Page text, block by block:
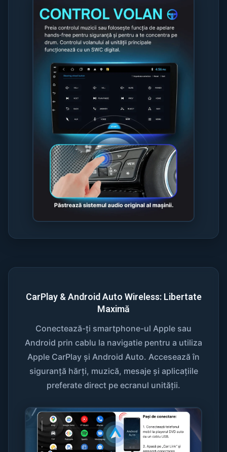
CarPlay & Android Auto Wireless: Libertate
Maximă
Conectează-ți smartphone-ul Apple sau
Android prin cablu la navigatie pentru a utiliza
Apple CarPlay și Android Auto. Accesează în
siguranță hărți, muzică, mesaje și aplicațiile
preferate direct pe ecranul unității.